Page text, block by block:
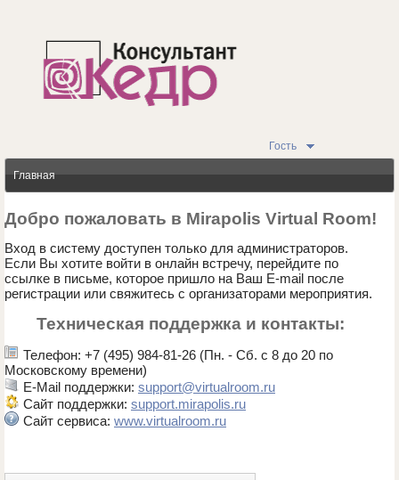
Гость
Главная
Добро пожаловать в Mirapolis Virtual Room!
Вход в систему доступен только для администраторов.
Если Вы хотите войти в онлайн встречу, перейдите по
ссылке в письме, которое пришло на Ваш E-mail после
регистрации или свяжитесь с организаторами мероприятия.
Техническая поддержка и контакты:
Телефон: +7 (495) 984-81-26 (Пн. - Сб. с 8 до 20 по
Московскому времени)
E-Mail поддержки: support@virtualroom.ru
Сайт поддержки: support.mirapolis.ru
Сайт сервиса: www.virtualroom.ru